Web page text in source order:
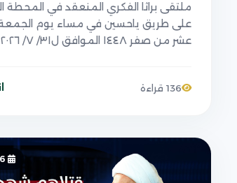
ملتقى براثا الفكري المنعقد في المحطة
على طريق ياحسين في مساء يوم
عشر من صفر ١٤٤٨ الموافق ل٣١/ ٧/ ٢٠٢٦
136 قراءة